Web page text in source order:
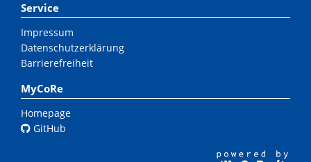
Service
Impressum
Datenschutzerklärung
Barrierefreiheit
MyCoRe
Homepage
GitHub